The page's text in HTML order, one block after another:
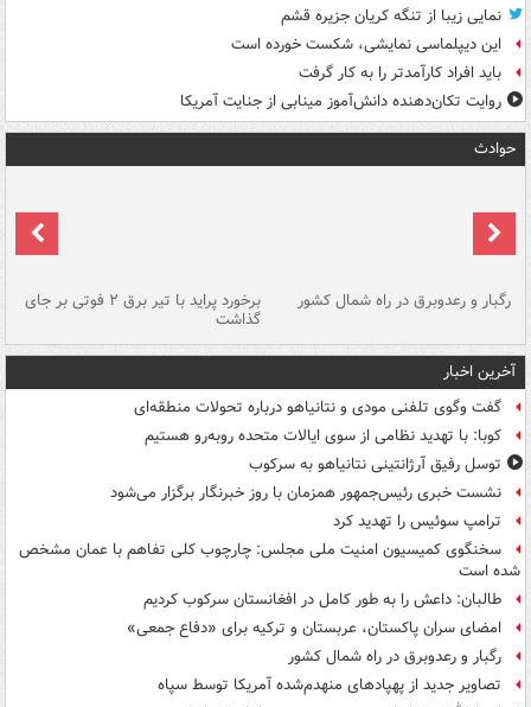
نمایی زیبا از تنگه کریان جزیره قشم
این دیپلماسی نمایشی، شکست خورده است
باید افراد کارآمدتر را به کار گرفت
روایت تکان‌دهنده دانش‌آموز مینابی از جنایت آمریکا
حوادث
رگبار و رعدوبرق در راه شمال کشور برخورد پراید با تیر برق ۲ فوتی بر جای
گذاشت
آخرین اخبار
گفت وگوی تلفنی مودی و نتانیاهو درباره تحولات منطقه‌ای
کوبا: با تهدید نظامی از سوی ایالات متحده روبه‌رو هستیم
توسل رفیق آرژانتینی نتانیاهو به سرکوب
نشست خبری رئیس‌جمهور همزمان با روز خبرنگار برگزار می‌شود
ترامپ سوئیس را تهدید کرد
سخنگوی کمیسیون امنیت ملی مجلس: چارچوب کلی تفاهم با عمان مشخص
شده است
طالبان: داعش را به طور کامل در افغانستان سرکوب کردیم
امضای سران پاکستان، عربستان و ترکیه برای «دفاع جمعی»
رگبار و رعدوبرق در راه شمال کشور
تصاویر جدید از پهپادهای منهدم‌شده آمریکا توسط سپاه